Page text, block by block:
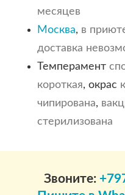
месяцев
Москва, в
доставка
Темперамент
короткая, окрас
чипирована,
стерилизована
Звоните: